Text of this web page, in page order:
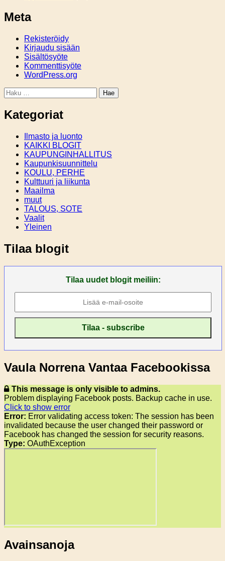
Meta
Rekisteröidy
Kirjaudu sisään
Sisältösyöte
Kommenttisyöte
WordPress.org
Haku:
Kategoriat
Ilmasto ja luonto
KAIKKI BLOGIT
KAUPUNGINHALLITUS
Kaupunkisuunnittelu
KOULU, PERHE
Kulttuuri ja liikunta
Maailma
muut
TALOUS, SOTE
Vaalit
Yleinen
Tilaa blogit
Tilaa uudet blogit meiliin:
Vaula Norrena Vantaa Facebookissa
This message is only visible to admins.
Problem displaying Facebook posts. Backup cache in use.
Click to show error
Error: Error validating access token: The session has been
invalidated because the user changed their password or
Facebook has changed the session for security reasons.
Type: OAuthException
Avainsanoja